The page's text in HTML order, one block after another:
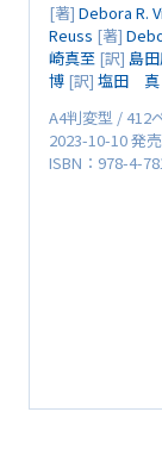
[著] Debora R.
Reuss [著]
崎真至 [訳] 島
博 [訳] 塩田 真
A4判変型 / 412
2023-10-10 発売
ISBN：978-4-